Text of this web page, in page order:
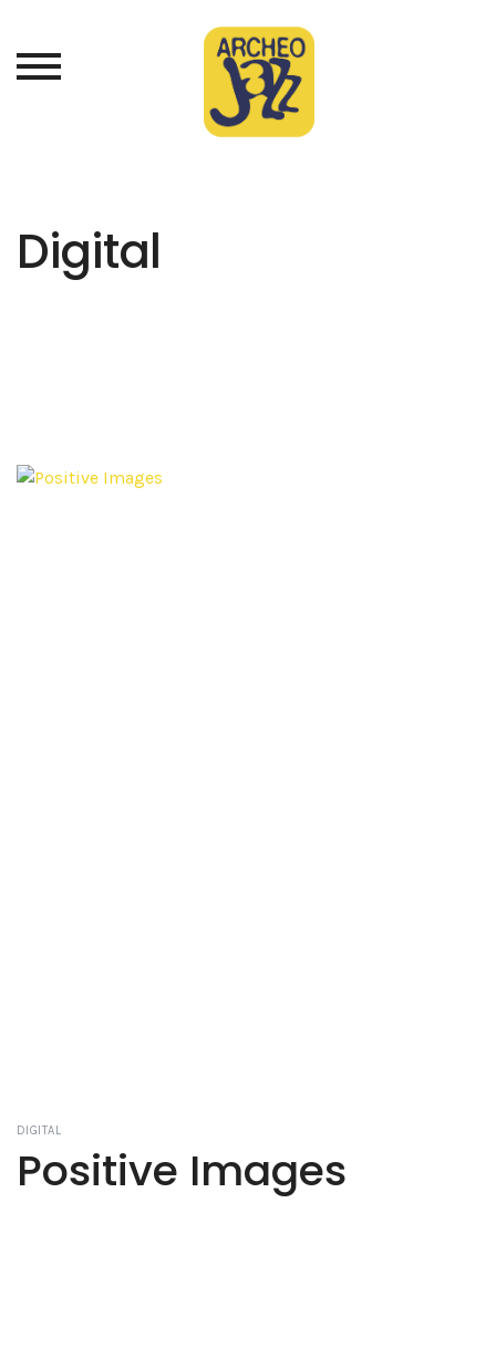
Digital
DIGITAL
Positive Images